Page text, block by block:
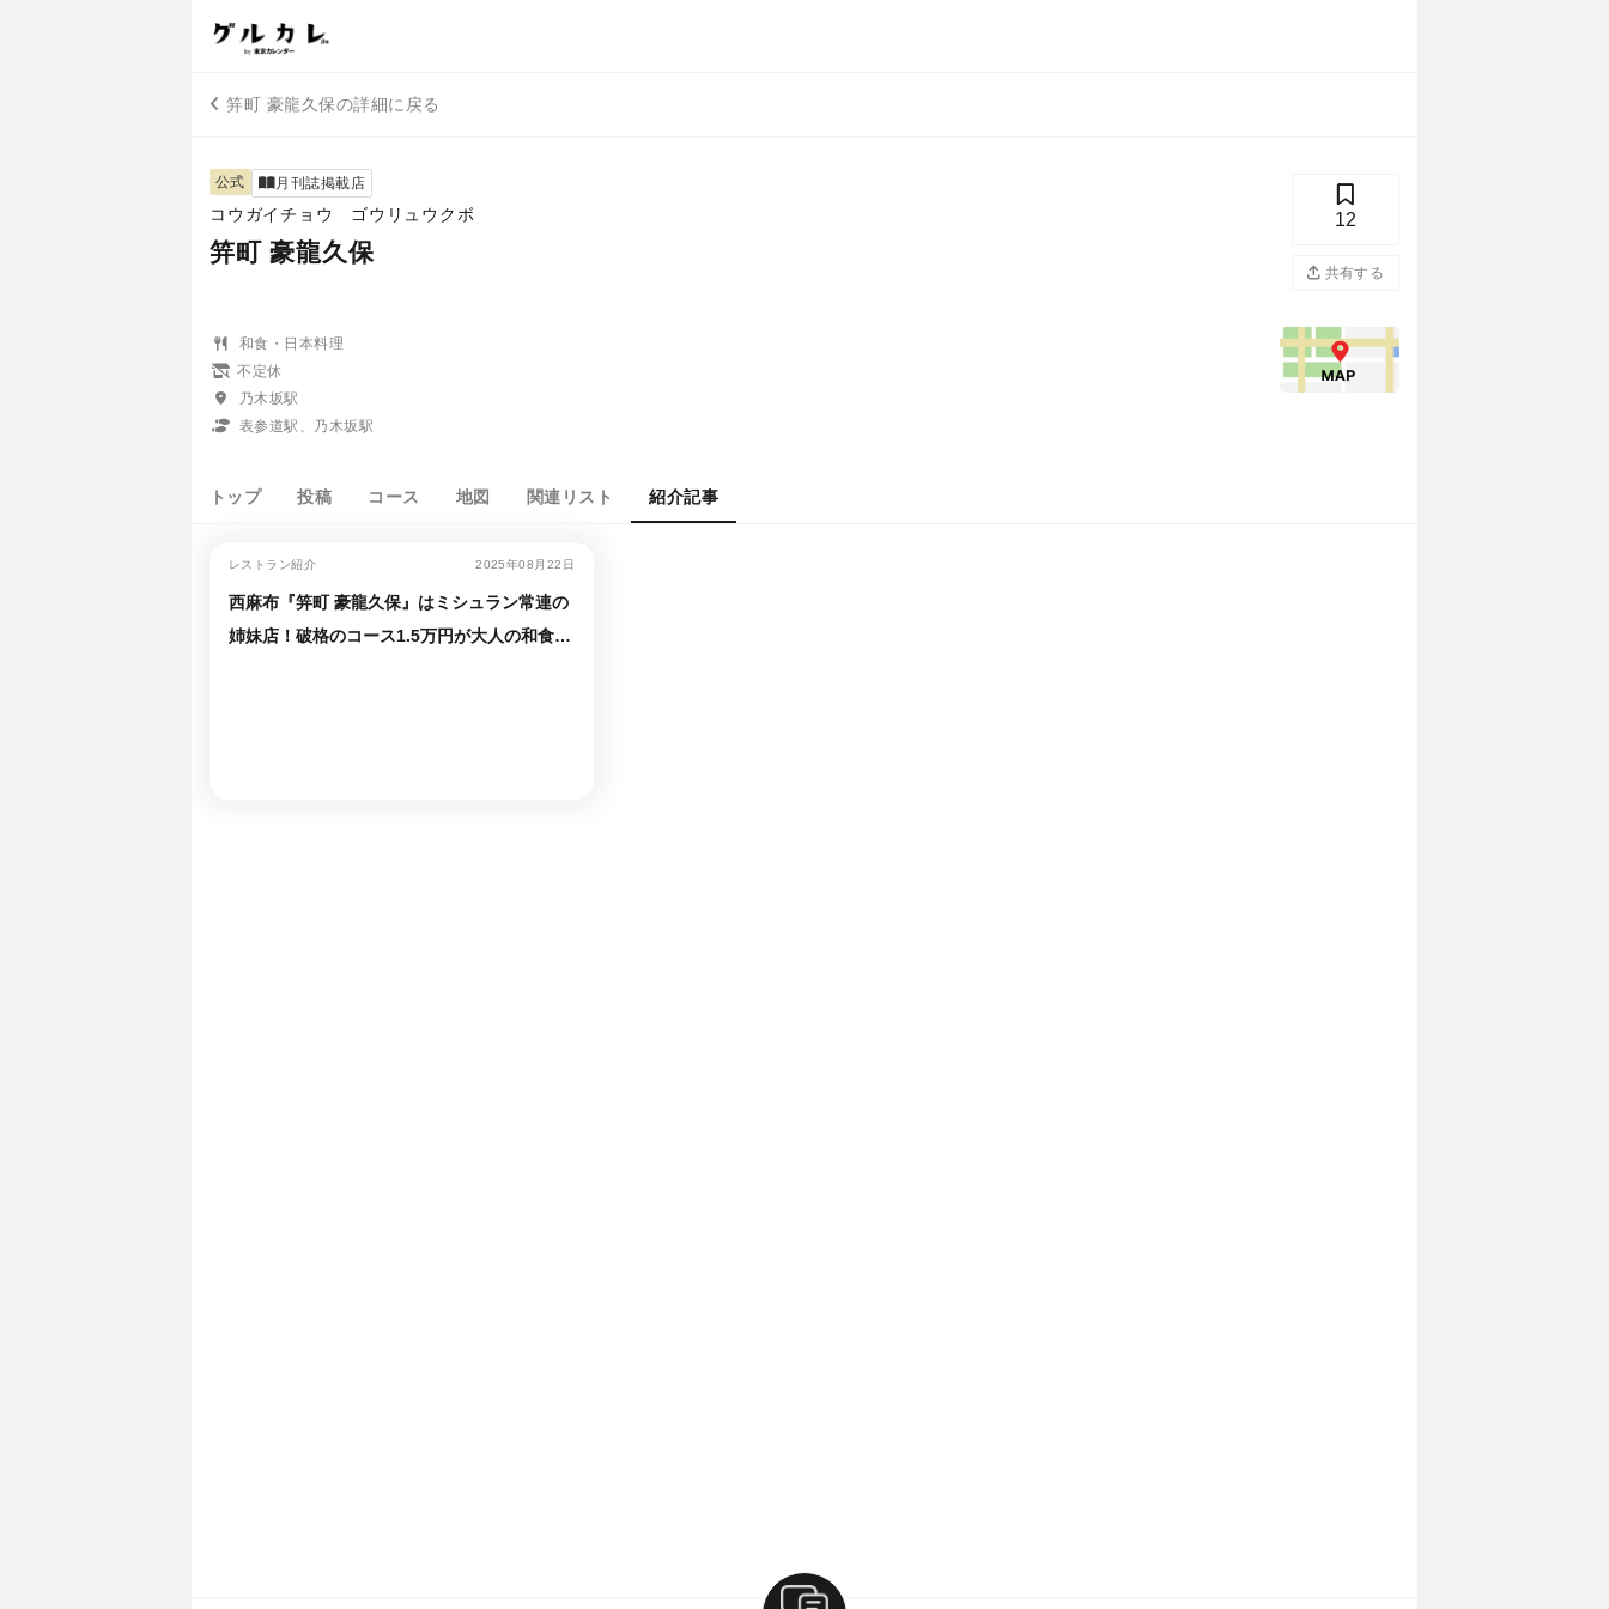
笄町 豪龍久保の詳細に戻る
公式 月刊誌掲載店
コウガイチョウ ゴウリュウクボ
笄町 豪龍久保
12
共有する
和食・日本料理
不定休
乃木坂駅
表参道駅、乃木坂駅
トップ 投稿 コース 地図 関連リスト 紹介記事
レストラン紹介 2025年08月22日
西麻布『笄町 豪龍久保』はミシュラン常連の
姉妹店！破格のコース1.5万円が大人の和食デ